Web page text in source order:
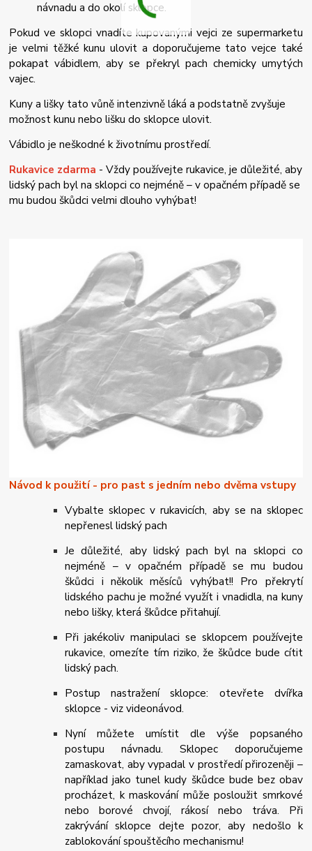
návnadu a do okolí sklopce.
Pokud ve sklopci vnadíte kupovanými vejci ze supermarketu
je velmi těžké kunu ulovit a doporučujeme tato vejce také
pokapat vábidlem, aby se překryl pach chemicky umytých
vajec.
Kuny a lišky tato vůně intenzivně láká a podstatně zvyšuje
možnost kunu nebo lišku do sklopce ulovit.
Vábidlo je neškodné k životnímu prostředí.
Rukavice zdarma - Vždy používejte rukavice, je důležité, aby
lidský pach byl na sklopci co nejméně – v opačném případě se
mu budou škůdci velmi dlouho vyhýbat!
Návod k použití - pro past s jedním nebo dvěma vstupy
Vybalte sklopec v rukavicích, aby se na sklopec
nepřenesl lidský pach
Je důležité, aby lidský pach byl na sklopci co
nejméně – v opačném případě se mu budou
škůdci i několik měsíců vyhýbat!! Pro překrytí
lidského pachu je možné využít i vnadidla, na kuny
nebo lišky, která škůdce přitahují.
Při jakékoliv manipulaci se sklopcem používejte
rukavice, omezíte tím riziko, že škůdce bude cítit
lidský pach.
Postup nastražení sklopce: otevřete dvířka
sklopce - viz videonávod.
Nyní můžete umístit dle výše popsaného
postupu návnadu. Sklopec doporučujeme
zamaskovat, aby vypadal v prostředí přirozeněji –
například jako tunel kudy škůdce bude bez obav
procházet, k maskování může posloužit smrkové
nebo borové chvojí, rákosí nebo tráva. Při
zakrývání sklopce dejte pozor, aby nedošlo k
zablokování spouštěcího mechanismu!